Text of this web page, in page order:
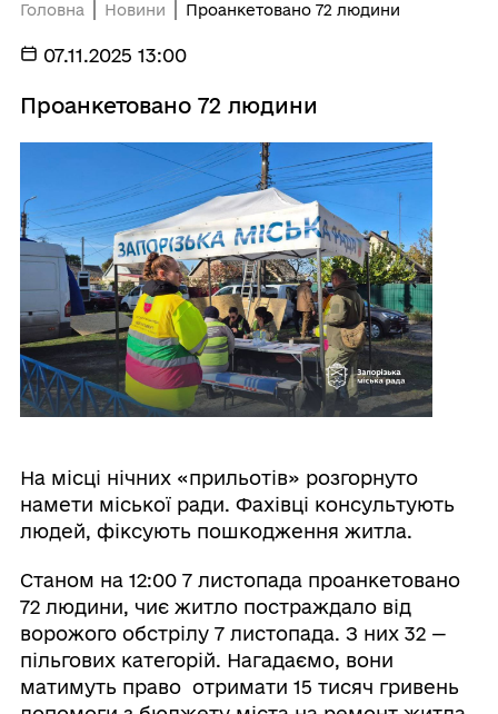
Головна Новини Проанкетовано 72 людини
07.11.2025 13:00
Проанкетовано 72 людини
На місці нічних «прильотів» розгорнуто
намети міської ради. Фахівці консультують
людей, фіксують пошкодження житла.
Станом на 12:00 7 листопада проанкетовано
72 людини, чиє житло постраждало від
ворожого обстрілу 7 листопада. З них 32 —
пільгових категорій. Нагадаємо, вони
матимуть право отримати 15 тисяч гривень